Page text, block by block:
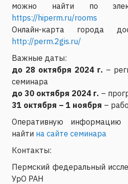
можно найти по
https://hiperm.ru/rooms
Онлайн-карта города
http://perm.2gis.ru/
Важные даты:
до 28 октября 2024 г. –
семинара
до 30 октября 2024 г. –
31 октября – 1 ноября –
Оперативную
найти на сайте семинара
Контакты:
Пермский федеральный
УрО РАН